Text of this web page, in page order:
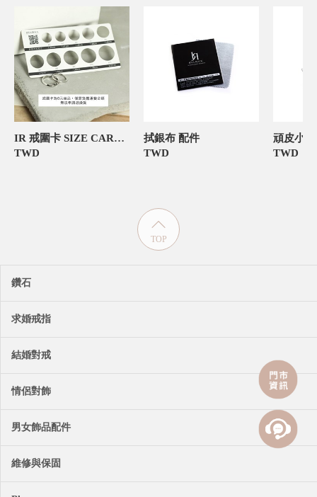
IR 戒圍卡 SIZE CARD 飾品禮物包裝
TWD
拭銀布 配件
TWD
TWD
TOP
鑽石
求婚戒指
結婚對戒
情侶對飾
男女飾品配件
維修與保固